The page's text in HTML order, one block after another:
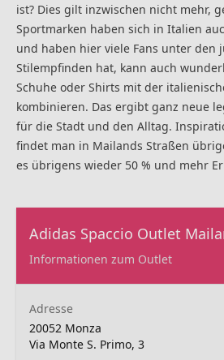
ist? Dies gilt inzwischen nicht mehr,
Sportmarken haben sich in Italien
und haben hier viele Fans unter den
Stilempfinden hat, kann auch
Schuhe oder Shirts mit der
kombinieren. Das ergibt ganz neue
für die Stadt und den Alltag.
findet man in Mailands Straßen
es übrigens wieder 50 % und mehr
Adidas Spaccio Outlet
Informationen zum Outlet
Adresse
20052 Monza
Via Monte S. Primo, 3